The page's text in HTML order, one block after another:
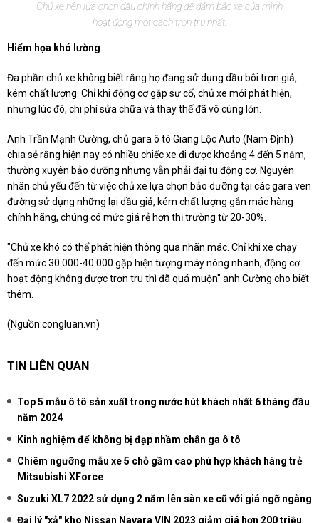
Chủ xe nên lựa chọn dầu chính hãng để đảm bảo xe của mình
hoạt động một cách trơn tru nhất.
Hiểm họa khó lường
Đa phần chủ xe không biết rằng họ đang sử dụng dầu bôi trơn giả,
kém chất lượng. Chỉ khi động cơ gặp sự cố, chủ xe mới phát hiện,
nhưng lúc đó, chi phí sửa chữa và thay thế đã vô cùng lớn.
Anh Trần Mạnh Cường, chủ gara ô tô Giang Lộc Auto (Nam Định)
chia sẻ rằng hiện nay có nhiều chiếc xe đi được khoảng 4 đến 5 năm,
thường xuyên bảo dưỡng nhưng vẫn phải đại tu động cơ. Nguyên
nhân chủ yếu đến từ việc chủ xe lựa chọn bảo dưỡng tại các gara ven
đường sử dụng những lại dầu giả, kém chất lượng gắn mác hàng
chính hãng, chúng có mức giá rẻ hơn thị trường từ 20-30%.
"Chủ xe khó có thể phát hiện thông qua nhãn mác. Chỉ khi xe chạy
đến mức 30.000-40.000 gặp hiện tượng máy nóng nhanh, động cơ
hoạt động không được trơn tru thì đã quá muộn" anh Cường cho biết
thêm.
(Nguồn:congluan.vn)
TIN LIÊN QUAN
Top 5 mẫu ô tô sản xuất trong nước hút khách nhất 6 tháng đầu
năm 2024
Kinh nghiệm để không bị đạp nhầm chân ga ô tô
Chiêm ngưỡng mẫu xe 5 chỗ gầm cao phù hợp khách hàng trẻ
Mitsubishi XForce
Suzuki XL7 2022 sử dụng 2 năm lên sàn xe cũ với giá ngỡ ngàng
Đại lý "xả" kho Nissan Navara VIN 2023 giảm giá hơn 200 triệu